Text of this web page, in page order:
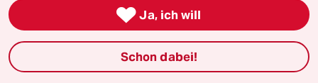
Downloads für Abonnierende
 Ja, ich will
Schon dabei!